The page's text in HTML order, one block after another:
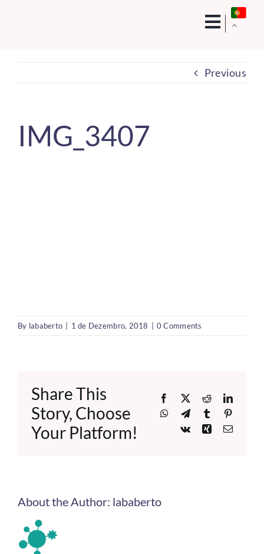
Previous
IMG_3407
By lababerto | 1 de Dezembro, 2018 | 0 Comments
Share This
Story, Choose
Your Platform!
Facebook
X Reddit
WhatsApp
TelegramTumblr
Vk
XingEmail
About the Author: lababerto